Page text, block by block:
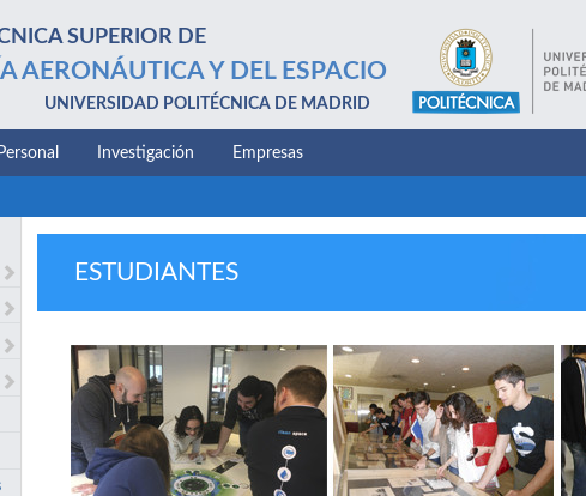
SUPERIOR DE
AERONÁUTICA Y DEL ESPACIO
UNIVERSIDAD POLITÉCNICA DE MADRID
Personal Investigación Empresas
ESTUDIANTES